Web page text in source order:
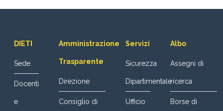
DIETI
Sede.
Docenti
e
Amministrazione
Trasparente
Direzione
Consiglio di
Servizi
Sicurezza
Dipartimentale
Ufficio
Albo
Assegni di
ricerca
Borse di